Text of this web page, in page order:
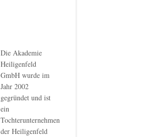
Die Akademie
Heiligenfeld
GmbH wurde im
Jahr 2002
gegründet und ist
ein
Tochterunternehmen
der Heiligenfeld